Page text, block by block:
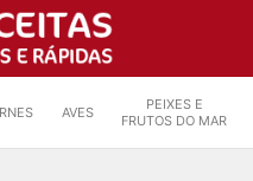
AVES
PEIXES E
FRUTOS DO MAR